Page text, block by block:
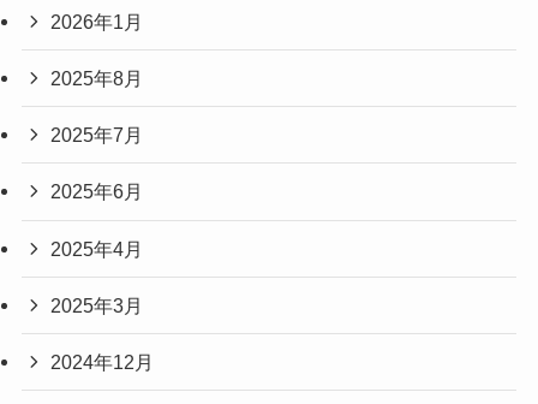
2026年1月
2025年8月
2025年7月
2025年6月
2025年4月
2025年3月
2024年12月